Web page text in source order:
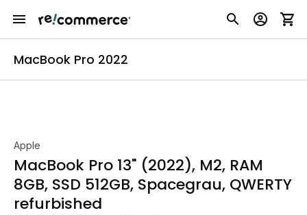
MacBook Pro 2022
Apple
MacBook Pro 13" (2022), M2, RAM
8GB, SSD 512GB, Spacegrau, QWERTY
refurbished